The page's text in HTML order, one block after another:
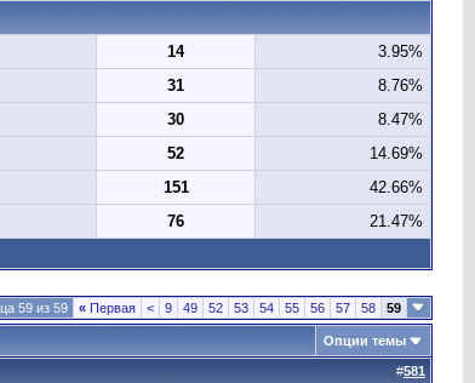
14
3.95%
31
8.76%
30
8.47%
52
14.69%
151
42.66%
76 21.47%
59 из 59 « Первая < 9 49 52 53 54 55 56 57 58 59
Опции темы
#581